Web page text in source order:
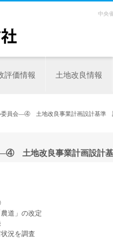
中央
評価情報 土地改良情報
委員会―④ 土地改良事業計画設計基準
土地改良事業計画設計
道」の改定
況を調査